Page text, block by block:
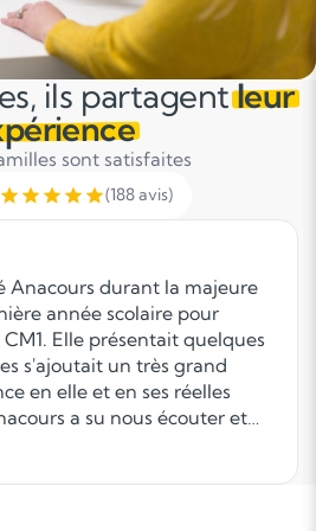
ils partagentleur
sont satisfaites
(188 avis)
Anacours durant la majeure
année scolaire pour
Elle présentait quelques
s'ajoutait un très grand
en elle et en ses réelles
a su nous écouter et
pour cerner les